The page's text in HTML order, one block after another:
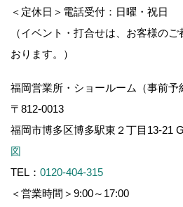
＜定休日＞電話受付：日曜・祝日
（イベント・打合せは、お客様の
おります。）
福岡営業所・ショールーム（事前予
〒812-0013
福岡市博多区博多駅東２丁目13-21
図
TEL： 0120-404-315
＜営業時間＞9:00～17:00